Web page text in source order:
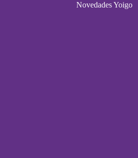
Novedades Yoigo